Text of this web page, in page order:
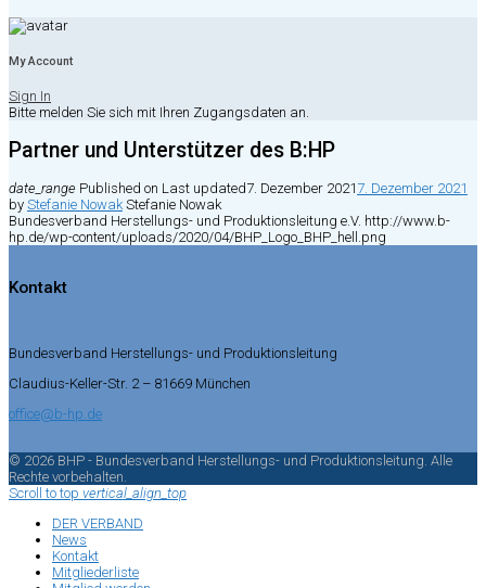
My Account
Sign In
Bitte melden Sie sich mit Ihren Zugangsdaten an.
Partner und Unterstützer des B:HP
date_range Published on Last updated7. Dezember 2021 7. Dezember 2021
by Stefanie Nowak Stefanie Nowak
Bundesverband Herstellungs- und Produktionsleitung e.V. http://www.b-
hp.de/wp-content/uploads/2020/04/BHP_Logo_BHP_hell.png
Kontakt
Bundesverband Herstellungs- und Produktionsleitung
Claudius-Keller-Str. 2 – 81669 München
office@b-hp.de
© 2026 BHP - Bundesverband Herstellungs- und Produktionsleitung. Alle
Rechte vorbehalten.
Scroll to top vertical_align_top
DER VERBAND
News
Kontakt
Mitgliederliste